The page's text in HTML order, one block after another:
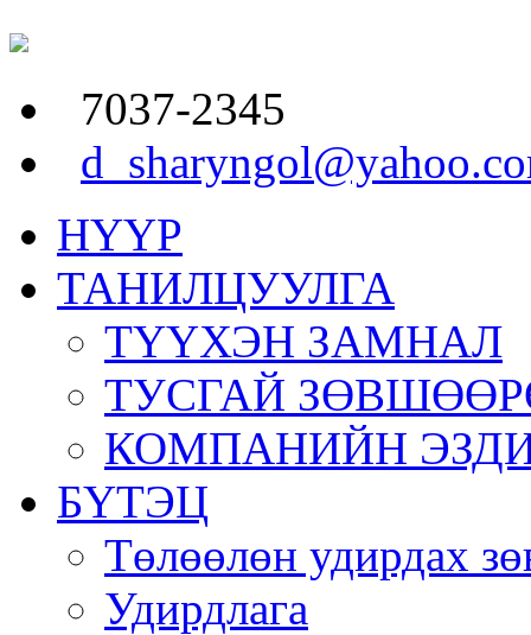
7037-2345
НҮҮР
ТАНИЛЦУУЛГА
ТҮҮХЭН ЗАМНАЛ
ТУСГАЙ
КОМПАНИЙН
БҮТЭЦ
Төлөөлөн удирдах
Удирдлага